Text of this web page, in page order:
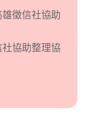
徵信社協助
協助整理協